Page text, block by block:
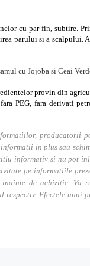
cu par fin, subtire.
parului si a
cu Jojoba si Ceai
provin din
PEG, fara derivati
producatorii
in plus sau
informativ si nu pot
pe informatiile
de achizitie. Va
Efectele unui